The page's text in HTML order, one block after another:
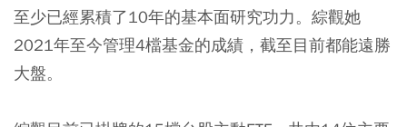
至少已經累積了10年的基本面研究功力。綜觀她
2021年至今管理4檔基金的成績，截至目前都能遠勝
大盤。